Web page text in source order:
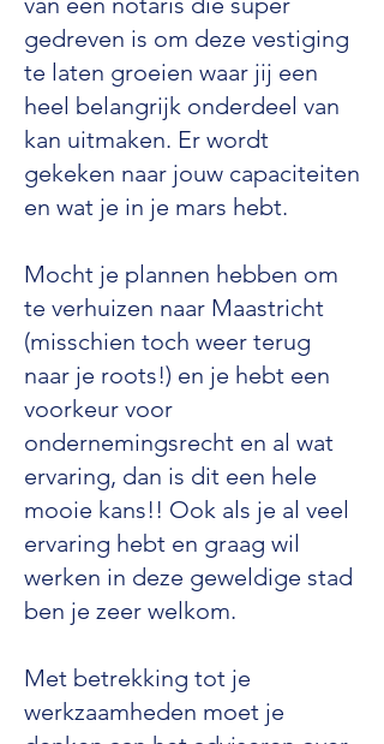
gedreven is om deze vestiging
te laten groeien waar jij een
heel belangrijk onderdeel van
kan uitmaken. Er wordt
gekeken naar jouw capaciteiten
en wat je in je mars hebt.
Mocht je plannen hebben om
te verhuizen naar Maastricht
(misschien toch weer terug
naar je roots!) en je hebt een
voorkeur voor
ondernemingsrecht en al wat
ervaring, dan is dit een hele
mooie kans!! Ook als je al veel
ervaring hebt en graag wil
werken in deze geweldige stad
ben je zeer welkom.
Met betrekking tot je
werkzaamheden moet je